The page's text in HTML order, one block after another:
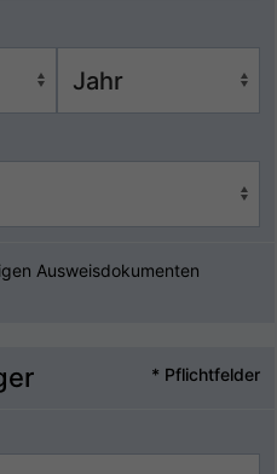
Ausweisdokumenten
* Pflichtfelder